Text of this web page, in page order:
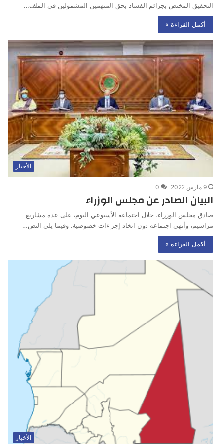
التحقيق المختص بجرائم الفساد بحق المتهمين المشمولين في الملف…
أكمل القراءة »
الأخبار
9 مارس 2022 0
البيان الصادر عن مجلس الوزراء
صادق مجلس الوزراء، خلال اجتماعه الأسبوعي اليوم، على عدة مشاريع
مراسيم، وأنهى اجتماعه دون اتخاذ إجراءات خصوصية. وفيما يلي النص…
أكمل القراءة »
الأخبار